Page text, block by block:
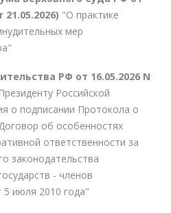
21.05.2026) "О практике
мер
РФ от 16.05.2026 N
Российской
о подписании Протокола о
об особенностях
ответственности за
законодательства
- членов
июля 2010 года"